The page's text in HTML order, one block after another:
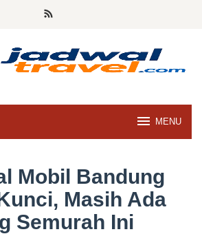
MENU
Mobil Bandung
Masih Ada
Semurah Ini